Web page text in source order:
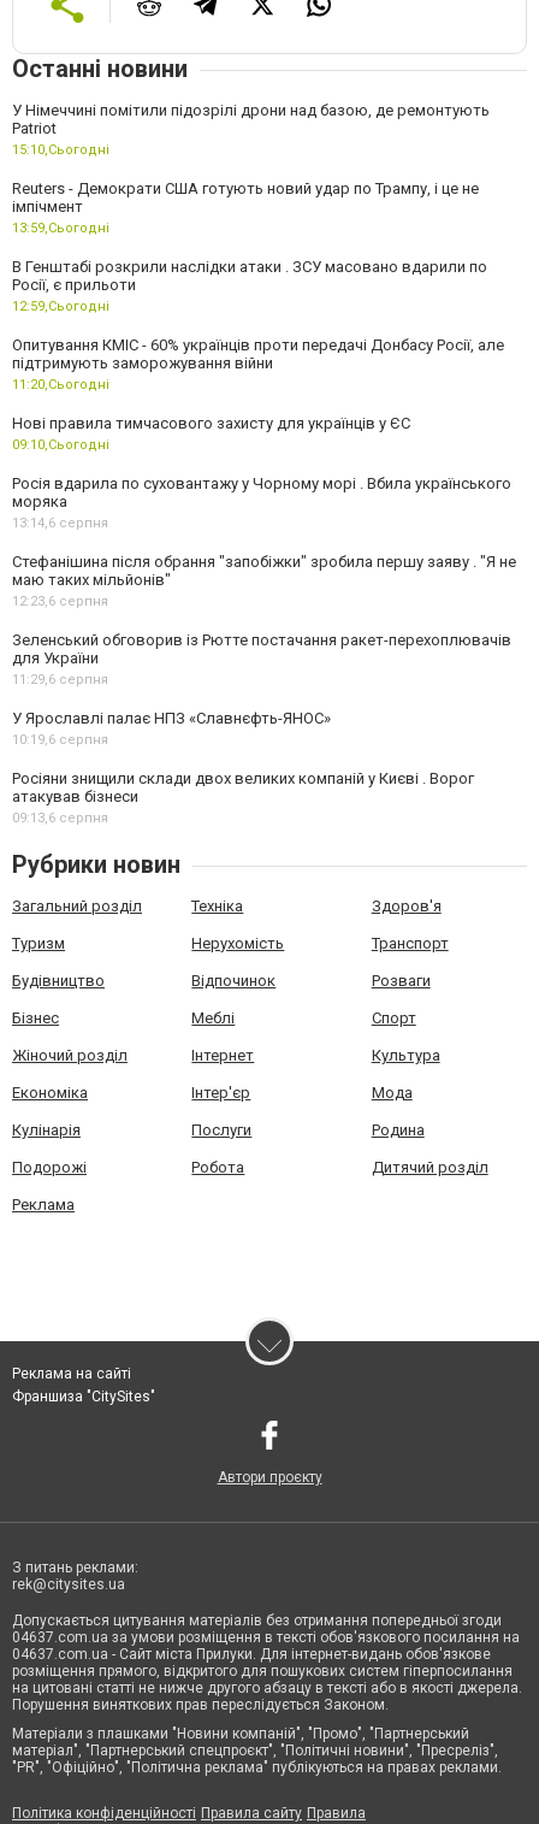
Останні новини
У Німеччині помітили підозрілі дрони над базою, де ремонтують
Patriot
15:10,Сьогодні
Reuters - Демократи США готують новий удар по Трампу, і це не
імпічмент
13:59,Сьогодні
В Генштабі розкрили наслідки атаки . ЗСУ масовано вдарили по
Росії, є прильоти
12:59,Сьогодні
Опитування КМІС - 60% українців проти передачі Донбасу Росії, але
підтримують заморожування війни
11:20,Сьогодні
Нові правила тимчасового захисту для українців у ЄС
09:10,Сьогодні
Росія вдарила по суховантажу у Чорному морі . Вбила українського
моряка
13:14,6 серпня
Стефанішина після обрання "запобіжки" зробила першу заяву . "Я не
маю таких мільйонів"
12:23,6 серпня
Зеленський обговорив із Рютте постачання ракет-перехоплювачів
для України
11:29,6 серпня
У Ярославлі палає НПЗ «Славнєфть-ЯНОС»
10:19,6 серпня
Росіяни знищили склади двох великих компаній у Києві . Ворог
атакував бізнеси
09:13,6 серпня
Рубрики новин
Загальний розділ Техніка Здоров'я
Туризм Нерухомість Транспорт
Будівництво Відпочинок Розваги
Бізнес Меблі Спорт
Жіночий розділ Інтернет Культура
Економіка Інтер'єр Мода
Кулінарія Послуги Родина
Подорожі Робота Дитячий розділ
Реклама
Реклама на сайті
Франшиза "CitySites"
Автори проєкту
З питань реклами:
rek@citysites.ua
Допускається цитування матеріалів без отримання попередньої згоди
04637.com.ua за умови розміщення в тексті обов'язкового посилання на
04637.com.ua - Сайт міста Прилуки. Для інтернет-видань обов'язкове
розміщення прямого, відкритого для пошукових систем гіперпосилання
на цитовані статті не нижче другого абзацу в тексті або в якості джерела.
Порушення виняткових прав переслідується Законом.
Матеріали з плашками "Новини компаній", "Промо", "Партнерський
матеріал", "Партнерський спецпроєкт", "Політичні новини", "Пресреліз",
"PR", "Офіційно", "Політична реклама" публікуються на правах реклами.
Політика конфіденційності Правила сайту Правила